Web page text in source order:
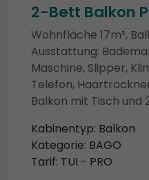
2-Bett Balkon
Wohnfläche 17m²,
Ausstattung:
Maschine, Slipper,
Telefon,
Balkon mit Tisch und
Kabinentyp: Balkon
Kategorie: BAGO
Tarif: TUI - PRO